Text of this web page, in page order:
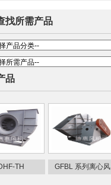
找所需产品
品
TH GFBL 系列离心风